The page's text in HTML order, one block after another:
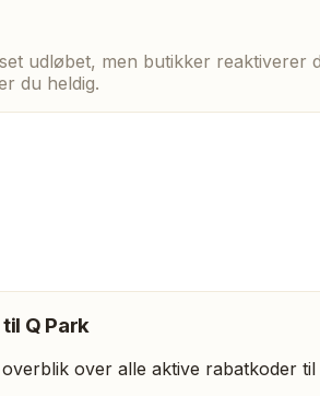
udløbet, men butikker reaktiverer
du heldig.
Q Park
over alle aktive rabatkoder til